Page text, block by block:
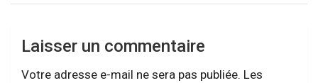
Laisser un commentaire
Votre adresse e-mail ne sera pas publiée. Les